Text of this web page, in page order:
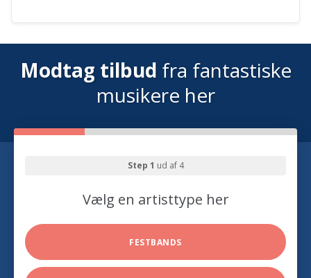
Modtag tilbud fra fantastiske
musikere her
Step 1 ud af 4
Vælg en artisttype her
FESTBANDS